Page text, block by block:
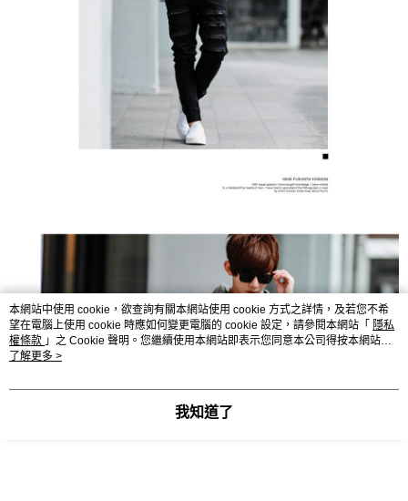
本網站中使用 cookie，欲查詢有關本網站使用 cookie 方式之詳情，及若您不希
望在電腦上使用 cookie 時應如何變更電腦的 cookie 設定，請參閱本網站「 隱私
權條款 」之 Cookie 聲明。您繼續使用本網站即表示您同意本公司得按本網站使
用條款之 Cookie 聲明使用 cookie。
了解更多 >
我知道了